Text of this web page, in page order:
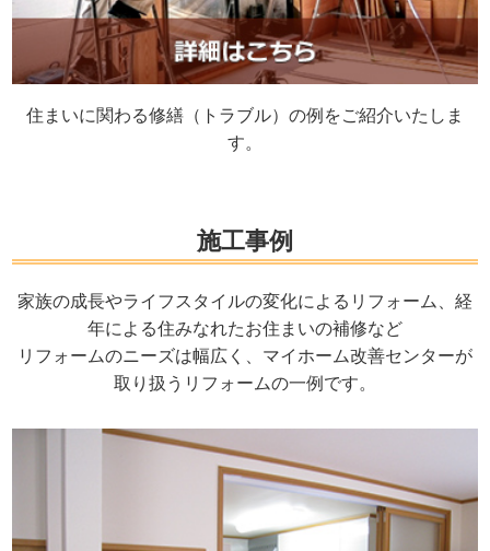
住まいに関わる修繕（トラブル）の例をご紹介いたしま
す。
施工事例
家族の成長やライフスタイルの変化によるリフォーム、経
年による住みなれたお住まいの補修など
リフォームのニーズは幅広く、マイホーム改善センターが
取り扱うリフォームの一例です。